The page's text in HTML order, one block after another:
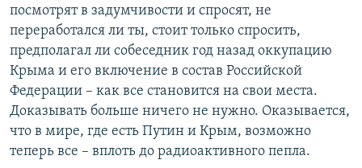
посмотрят в задумчивости и спросят, не
переработался ли ты, стоит только спросить,
предполагал ли собеседник год назад оккупацию
Крыма и его включение в состав Российской
Федерации – как все становится на свои места.
Доказывать больше ничего не нужно. Оказывается,
что в мире, где есть Путин и Крым, возможно
теперь все – вплоть до радиоактивного пепла.